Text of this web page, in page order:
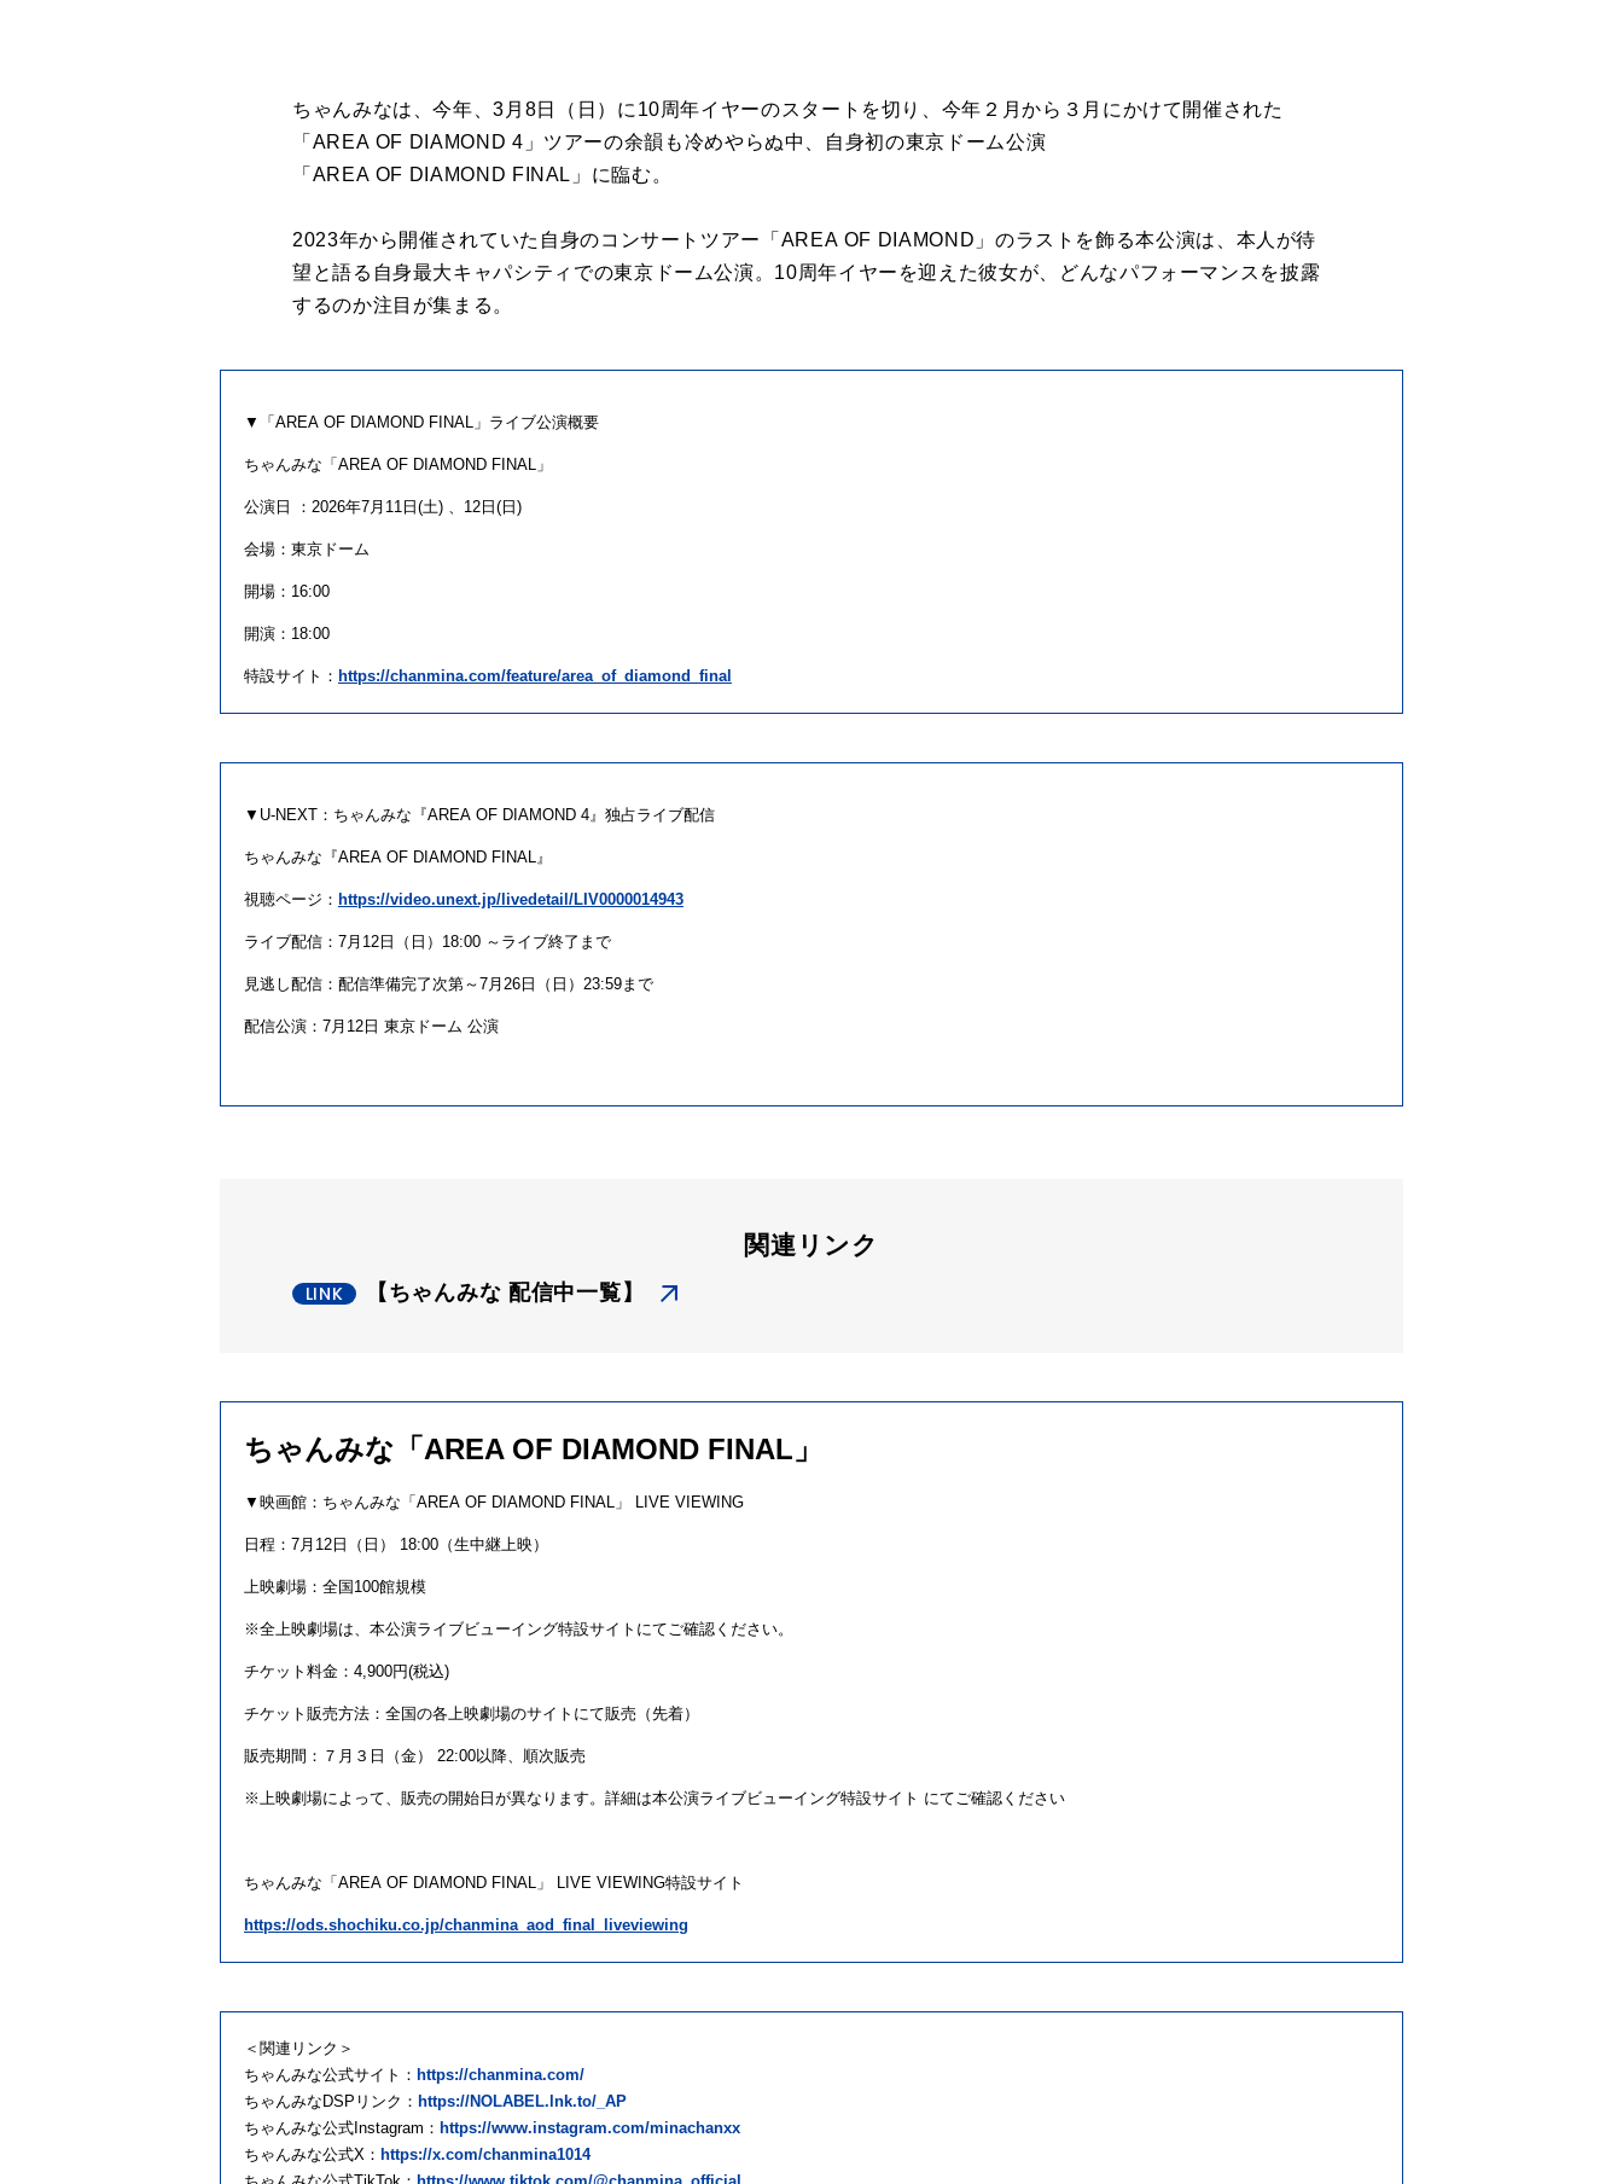
ちゃんみなは、今年、3月8日（日）に10周年イヤーのスタートを切り、今年２月から３月にかけて開催された
「 AREA OF DIAMOND 4」ツアーの余韻も冷めやらぬ中、自身初の東京 ドーム公演
「 AREA OF DIAMOND FINAL 」に臨む。
2023年から開催されていた自身のコンサートツアー「 AREA OF DIAMOND 」のラストを飾る本公演は、本人が待
望と語る自身最大キャパシティでの東京 ドーム公演。10周年イヤーを迎えた彼女が、どんなパフォーマンスを披露
するのか注目が集まる。
▼「 AREA OF DIAMOND FINAL 」ライブ公演概要
ちゃんみな 「 AREA OF DIAMOND FINAL 」
公演 日 ：2026年7月11日(土) 、12日(日)
会場： 東京 ドーム
開場：16:00
開演：18:00
特設サイト： https://chanmina.com/feature/area_of_diamond_final
▼U-NEXT： ちゃんみな 『AREA OF DIAMOND 4』独占ライブ配信
ちゃんみな 『AREA OF DIAMOND FINAL 』
視聴ページ： https://video.unext.jp/livedetail/LIV0000014943
ライブ配信 ：7月12日（日）18:00 ～ライブ終了まで
見逃し配信 ： 配信準備完了次第～7月26日（日）23:59まで
配信公演 ：7月12日 東京 ドーム 公演
関連リンク
【ちゃんみな 配信中一覧】
ちゃんみな「AREA OF DIAMOND FINAL」
▼ 映画館 ： ちゃんみな 「 AREA OF DIAMOND FINAL 」 LIVE VIEWING
日程：7月12日（日） 18:00（生中継 上映）
上映劇場：全国100館規模
※全上映劇場は、本公演ライブビューイング特設サイトにてご確認ください。
チケット料金：4,900円(税込)
チケット販売方法：全国の各上映劇場のサイトにて販売（先着）
販売期間：７月３日（金） 22:00以降、順次販売
※上映劇場によって、販売の開始日が異なります。詳細は本公演ライブビューイング特設サイト にてご確認ください
ちゃんみな 「 AREA OF DIAMOND FINAL 」 LIVE VIEWING特設サイト
https://ods.shochiku.co.jp/chanmina_aod_final_liveviewing
＜関連リンク＞
ちゃんみな公式サイト： https://chanmina.com/
ちゃんみなDSPリンク： https://NOLABEL.lnk.to/_AP
ちゃんみな公式Instagram： https://www.instagram.com/minachanxx
ちゃんみな公式X： https://x.com/chanmina1014